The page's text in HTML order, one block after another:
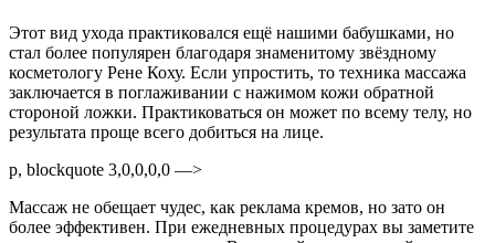
Этот вид ухода практиковался ещё нашими бабушками, но
стал более популярен благодаря знаменитому звёздному
косметологу Рене Коху. Если упростить, то техника массажа
заключается в поглаживании с нажимом кожи обратной
стороной ложки. Практиковаться он может по всему телу, но
результата проще всего добиться на лице.
p, blockquote 3,0,0,0,0 —>
Массаж не обещает чудес, как реклама кремов, но зато он
более эффективен. При ежедневных процедурах вы заметите